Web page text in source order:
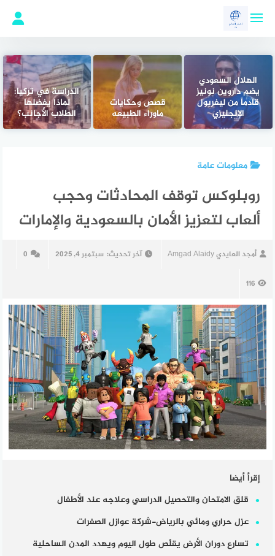
الهلال السعودي
يضم داروين نونيز
قادماً من ليفربول
الإنجليزي
قصص وحكايات
ماوراء الطبيعه
الدراسة في تركيا:
لماذا يفضلها
الطلاب الأجانب؟
معلومات عامة
روبلوكس توقف المحادثات وحجب
ألعاب لتعزيز الأمان بالسعودية والإمارات
أمجد العايدي Amgad Alaidy آخر تحديث: سبتمبر 4, 2025 0
116
إقرأ أيضا
قلق الامتحان والتحصيل الدراسي وعلاجه عند الأطفال
عزل حراري ومائي بالرياض-شركة عوازل الصفرات
تسارع دوران الأرض يقلّص طول اليوم ويهدد المدن الساحلية